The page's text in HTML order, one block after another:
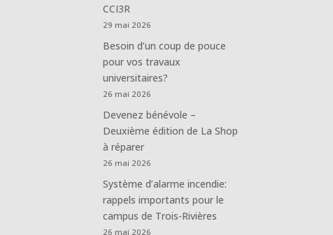
CCI3R
29 mai 2026
Besoin d’un coup de pouce
pour vos travaux
universitaires?
26 mai 2026
Devenez bénévole –
Deuxième édition de La Shop
à réparer
26 mai 2026
Système d’alarme incendie:
rappels importants pour le
campus de Trois-Rivières
26 mai 2026